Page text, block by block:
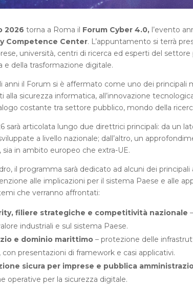
2026 torna a Roma il Forum Cyber 4.0, l’evento
Competence Center. L’appuntamento si terrà
università, centri di ricerca ed esperti del
e della trasformazione digitale.
anni il Forum si è affermato come uno dei
alla sicurezza informatica, all’innovazione
costante tra settore pubblico, mondo della
sarà articolata lungo due direttrici principali: da un
a livello nazionale; dall’altro, un
sia in ambito europeo che extra-UE.
il programma sarà dedicato ad alcuni dei
alle implicazioni per il sistema Paese e alle
che verranno affrontati:
filiere strategiche e competitività nazionale
industriali e sul sistema Paese.
e dominio marittimo – protezione delle
presentazioni di framework e casi applicativi.
sicura per imprese e pubblica
operative per la sicurezza digitale.